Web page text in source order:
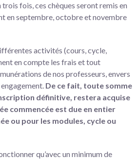
trois fois, ces chèques seront remis en
en septembre, octobre et novembre
activités (cours, cycle,
en compte les frais et tout
de nos professeurs, envers
De ce fait, toute somme
définitive, restera acquise
commencée est due en entier
ou pour les modules, cycle ou
qu’avec un minimum de